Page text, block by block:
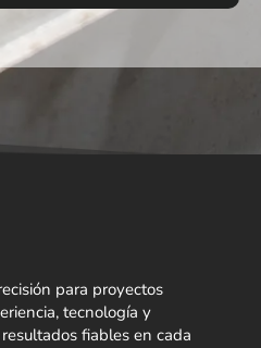
para proyectos
tecnología y
fiables en cada